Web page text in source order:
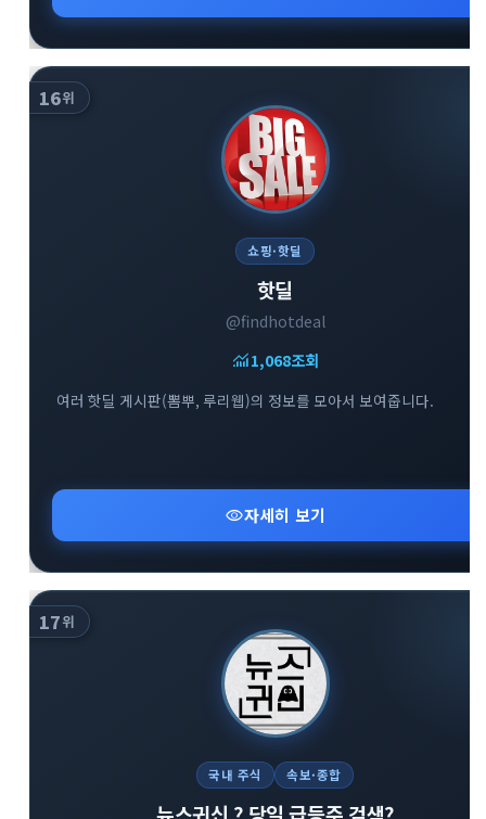
16위
쇼핑·핫딜
핫딜
@findhotdeal
monitoring1,068조회
여러 핫딜 게시판(뽐뿌, 루리웹)의 정보를 모아서 보여줍니다.
visibility자세히 보기
17위
국내 주식 속보·종합